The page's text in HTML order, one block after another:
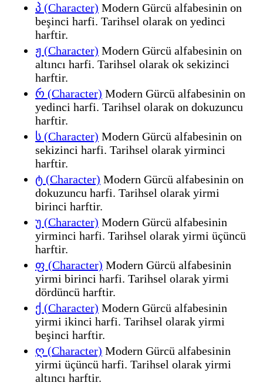
პ (Character) Modern Gürcü alfabesinin on
beşinci harfi. Tarihsel olarak on yedinci
harftir.
ჟ (Character) Modern Gürcü alfabesinin on
altıncı harfi. Tarihsel olarak ok sekizinci
harftir.
რ (Character) Modern Gürcü alfabesinin on
yedinci harfi. Tarihsel olarak on dokuzuncu
harftir.
ს (Character) Modern Gürcü alfabesinin on
sekizinci harfi. Tarihsel olarak yirminci
harftir.
ტ (Character) Modern Gürcü alfabesinin on
dokuzuncu harfi. Tarihsel olarak yirmi
birinci harftir.
უ (Character) Modern Gürcü alfabesinin
yirminci harfi. Tarihsel olarak yirmi üçüncü
harftir.
ფ (Character) Modern Gürcü alfabesinin
yirmi birinci harfi. Tarihsel olarak yirmi
dördüncü harftir.
ქ (Character) Modern Gürcü alfabesinin
yirmi ikinci harfi. Tarihsel olarak yirmi
beşinci harftir.
ღ (Character) Modern Gürcü alfabesinin
yirmi üçüncü harfi. Tarihsel olarak yirmi
altıncı harftir.